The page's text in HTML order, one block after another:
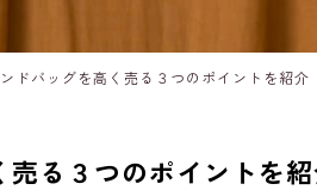
ドバッグを高く売る３つのポイントを紹介
る３つのポイントを